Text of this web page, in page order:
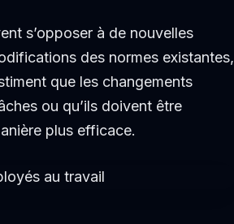
s’opposer à de nouvelles
des normes existantes,
que les changements
ou qu’ils doivent être
plus efficace.